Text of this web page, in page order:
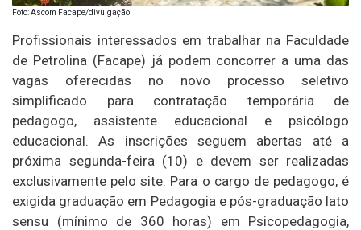
Foto: Ascom Facape/divulgação
Profissionais interessados em trabalhar na Faculdade
de Petrolina (Facape) já podem concorrer a uma das
vagas oferecidas no novo processo seletivo
simplificado para contratação temporária de
pedagogo, assistente educacional e psicólogo
educacional. As inscrições seguem abertas até a
próxima segunda-feira (10) e devem ser realizadas
exclusivamente pelo site. Para o cargo de pedagogo, é
exigida graduação em Pedagogia e pós-graduação lato
sensu (mínimo de 360 horas) em Psicopedagogia,